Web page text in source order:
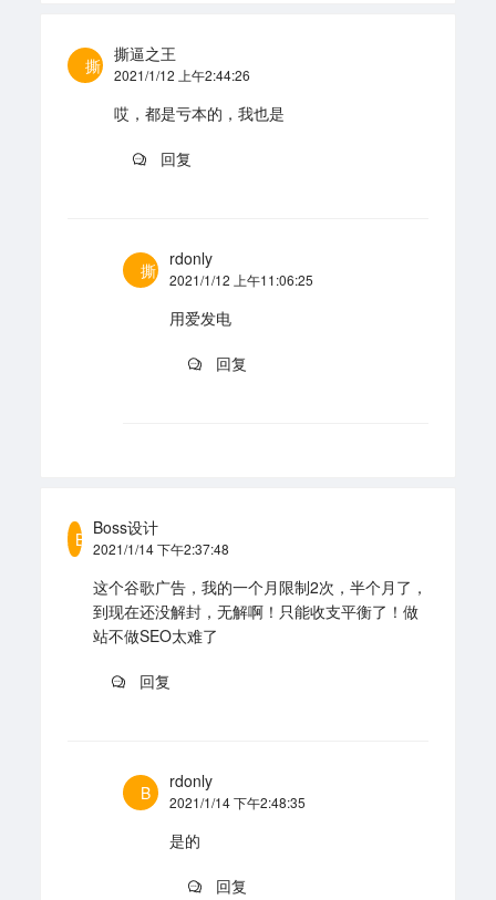
撕
撕逼之王
2021/1/12 上午2:44:26
哎，都是亏本的，我也是
回复
撕
rdonly
2021/1/12 上午11:06:25
用爱发电
回复
B
Boss设计
2021/1/14 下午2:37:48
这个谷歌广告，我的一个月限制2次，半个月了，
到现在还没解封，无解啊！只能收支平衡了！做
站不做SEO太难了
回复
B
rdonly
2021/1/14 下午2:48:35
是的
回复